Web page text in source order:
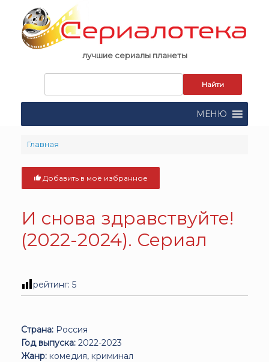
content
лучшие сериалы планеты
поиска:
МЕНЮ
Главная
Добавить в моё избранное
И снова здравствуйте!
(2022-2024). Сериал
рейтинг: 5
Страна: Россия
Год выпуска: 2022-2023
Жанр: комедия, криминал